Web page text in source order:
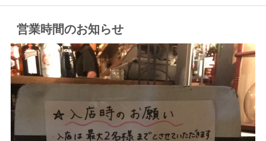
営業時間のお知らせ